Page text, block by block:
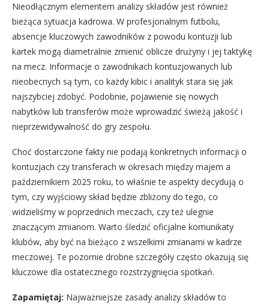
Nieodłącznym elementem analizy składów jest również
bieżąca sytuacja kadrowa. W profesjonalnym futbolu,
absencje kluczowych zawodników z powodu kontuzji lub
kartek mogą diametralnie zmienić oblicze drużyny i jej taktykę
na mecz. Informacje o zawodnikach kontuzjowanych lub
nieobecnych są tym, co każdy kibic i analityk stara się jak
najszybciej zdobyć. Podobnie, pojawienie się nowych
nabytków lub transferów może wprowadzić świeżą jakość i
nieprzewidywalność do gry zespołu.
Choć dostarczone fakty nie podają konkretnych informacji o
kontuzjach czy transferach w okresach między majem a
październikiem 2025 roku, to właśnie te aspekty decydują o
tym, czy wyjściowy skład będzie zbliżony do tego, co
widzieliśmy w poprzednich meczach, czy też ulegnie
znaczącym zmianom. Warto śledzić oficjalne komunikaty
klubów, aby być na bieżąco z wszelkimi zmianami w kadrze
meczowej. Te pozornie drobne szczegóły często okazują się
kluczowe dla ostatecznego rozstrzygnięcia spotkań.
Zapamiętaj: Najważniejsze zasady analizy składów to